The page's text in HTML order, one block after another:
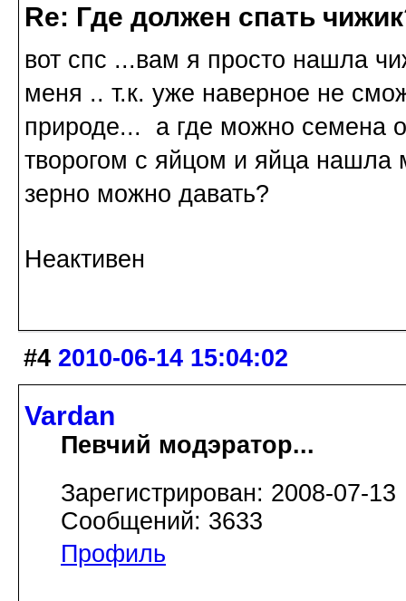
Re: Где должен спать
вот спс ...вам я просто нашла
меня .. т.к. уже наверное не
природе... а где можно семена
творогом с яйцом и яйца
зерно можно давать?
Неактивен
#4 2010-06-14 15:04:02
Vardan
Певчий модэратор...
Зарегистрирован: 2008-07-13
Сообщений: 3633
Профиль